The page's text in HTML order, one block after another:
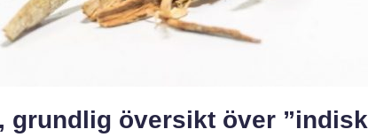
grundlig översikt över ”indisk